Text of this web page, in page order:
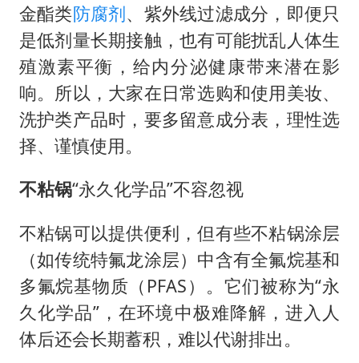
金酯类防腐剂、紫外线过滤成分，即便只
是低剂量长期接触，也有可能扰乱人体生
殖激素平衡，给内分泌健康带来潜在影
响。所以，大家在日常选购和使用美妆、
洗护类产品时，要多留意成分表，理性选
择、谨慎使用。
不粘锅“永久化学品”不容忽视
不粘锅可以提供便利，但有些不粘锅涂层
（如传统特氟龙涂层）中含有全氟烷基和
多氟烷基物质（PFAS）。它们被称为“永
久化学品”，在环境中极难降解，进入人
体后还会长期蓄积，难以代谢排出。